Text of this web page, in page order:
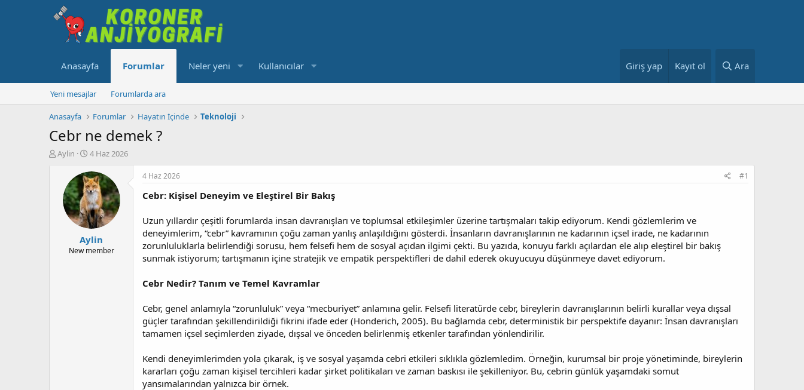
Anasayfa Forumlar Neler yeni Kullanıcılar Giriş yap Kayıt ol Ara
Yeni mesajlar Forumlarda ara
Anasayfa Forumlar Hayatın İçinde Teknoloji
Cebr ne demek ?
K
Aylin
B
ş
l
a
n
g
ı
ç
t
4 Haz 2026
Aylin
New member
4 Haz 2026 #1
Cebr: Kişisel Deneyim ve Eleştirel Bir Bakış
Uzun yıllardır çeşitli forumlarda insan davranışları ve toplumsal etkileşimler üzerine tartışmaları takip ediyorum. Kendi gözlemlerim ve
deneyimlerim, “cebr” kavramının çoğu zaman yanlış anlaşıldığını gösterdi. İnsanların davranışlarının ne kadarının içsel irade, ne kadarının
zorunluluklarla belirlendiği sorusu, hem felsefi hem de sosyal açıdan ilgimi çekti. Bu yazıda, konuyu farklı açılardan ele alıp eleştirel bir bakış
sunmak istiyorum; tartışmanın içine stratejik ve empatik perspektifleri de dahil ederek okuyucuyu düşünmeye davet ediyorum.
Cebr Nedir? Tanım ve Temel Kavramlar
Cebr, genel anlamıyla “zorunluluk” veya “mecburiyet” anlamına gelir. Felsefi literatürde cebr, bireylerin davranışlarının belirli kurallar veya dışsal
güçler tarafından şekillendirildiği fikrini ifade eder (Honderich, 2005). Bu bağlamda cebr, deterministik bir perspektife dayanır: İnsan davranışları
tamamen içsel seçimlerden ziyade, dışsal ve önceden belirlenmiş etkenler tarafından yönlendirilir.
Kendi deneyimlerimden yola çıkarak, iş ve sosyal yaşamda cebri etkileri sıklıkla gözlemledim. Örneğin, kurumsal bir proje yönetiminde, bireylerin
kararları çoğu zaman kişisel tercihleri kadar şirket politikaları ve zaman baskısı ile şekilleniyor. Bu, cebrin günlük yaşamdaki somut
yansımalarından yalnızca bir örnek.